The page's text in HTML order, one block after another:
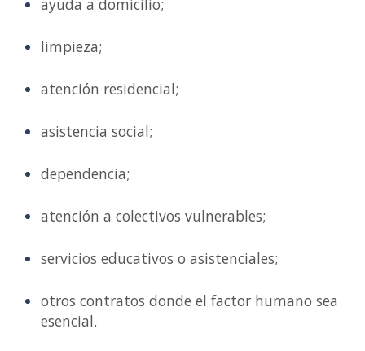
ayuda a domicilio;
limpieza;
atención residencial;
asistencia social;
dependencia;
atención a colectivos vulnerables;
servicios educativos o asistenciales;
otros contratos donde el factor humano sea
esencial.